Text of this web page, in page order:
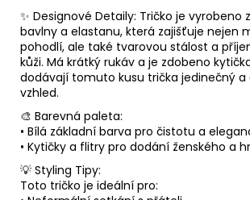
✨ Designové Detaily: Tričko je vyrobeno
bavlny a elastanu, která zajišťuje nejen
pohodlí, ale také tvarovou stálost a
kůži. Má krátký rukáv a je zdobeno
dodávají tomuto kusu trička jedinečný
vzhled.
🎨 Barevná paleta:
• Bílá základní barva pro čistotu a
• Kytičky a flitry pro dodání ženského a
💡 Styling Tipy:
Toto tričko je ideální pro: